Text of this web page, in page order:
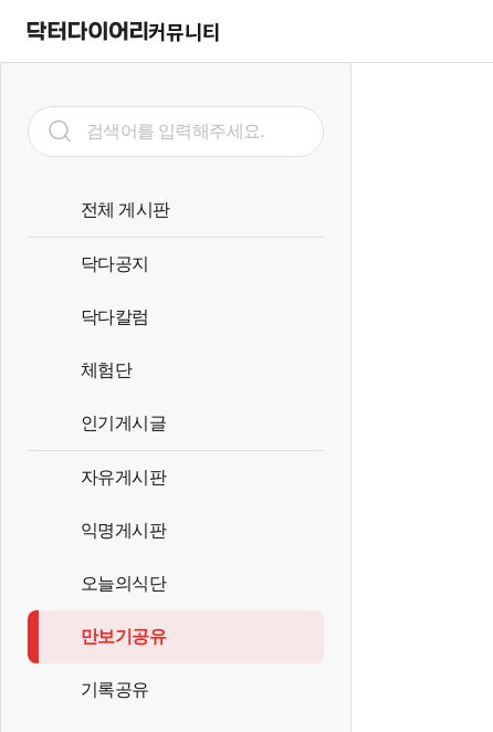
커뮤니티
전체 게시판
닥다공지
닥다칼럼
체험단
인기게시글
자유게시판
익명게시판
오늘의식단
만보기공유
기록공유